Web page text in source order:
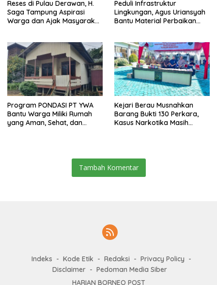
Reses di Pulau Derawan, H.
Saga Tampung Aspirasi
Warga dan Ajak Masyarakat
Peduli Infrastruktur
Lingkungan, Agus Uriansyah
Bantu Material Perbaikan
Program PONDASI PT YWA
Bantu Warga Miliki Rumah
yang Aman, Sehat, dan
Kejari Berau Musnahkan
Barang Bukti 130 Perkara,
Kasus Narkotika Masih
Tambah Komentar
Indeks Kode Etik Redaksi
Privacy Policy
Disclaimer
Pedoman Media Siber
HARIAN BORNEO POST